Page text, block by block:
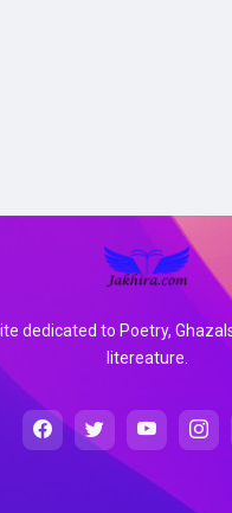
dedicated to Poetry,
litereature.